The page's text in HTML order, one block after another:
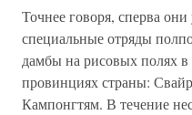
Точнее говоря, сперва
специальные отряды
дамбы на рисовых полях
провинциях страны:
Кампонгтям. В течение